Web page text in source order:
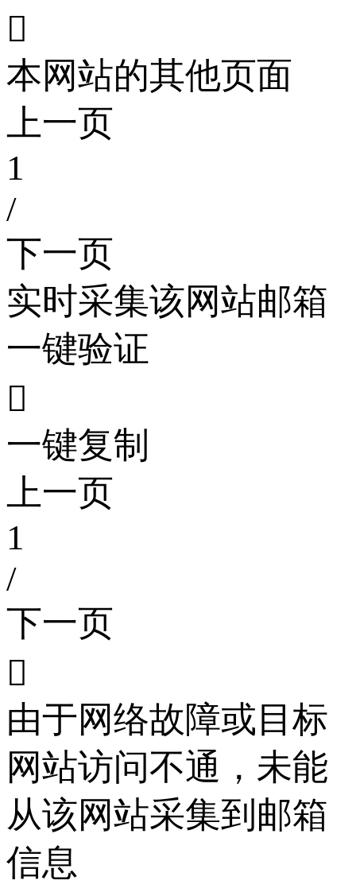

本网站的其他页面
上一页
1
/
下一页
实时采集该网站邮箱
一键验证

一键复制
上一页
1
/
下一页

由于网络故障或目标
网站访问不通，未能
从该网站采集到邮箱
信息